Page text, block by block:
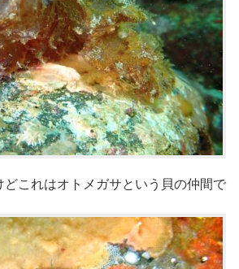
どこれはオトメガサという貝の仲間で